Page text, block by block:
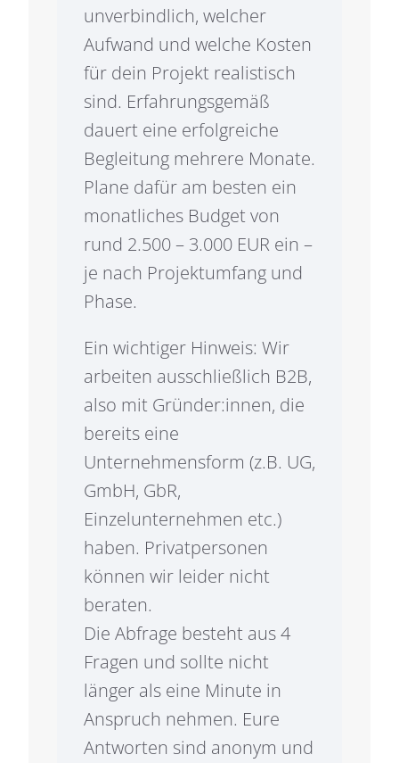
unverbindlich, welcher
Aufwand und welche Kosten
für dein Projekt realistisch
sind. Erfahrungsgemäß
dauert eine erfolgreiche
Begleitung mehrere Monate.
Plane dafür am besten ein
monatliches Budget von
rund 2.500 – 3.000 EUR ein –
je nach Projektumfang und
Phase.
Ein wichtiger Hinweis: Wir
arbeiten ausschließlich B2B,
also mit Gründer:innen, die
bereits eine
Unternehmensform (z.B. UG,
GmbH, GbR,
Einzelunternehmen etc.)
haben. Privatpersonen
können wir leider nicht
beraten.
Die Abfrage besteht aus 4
Fragen und sollte nicht
länger als eine Minute in
Anspruch nehmen. Eure
Antworten sind anonym und